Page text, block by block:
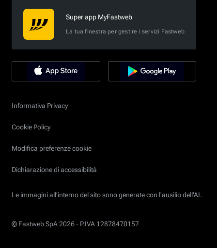
Super app MyFastweb
La tua finestra per gestire i servizi Fastweb
Informativa Privacy
Cookie Policy
Modifica preferenze cookie
Dichiarazione di accessibilità
Le immagini all’interno del sito sono generate con l'ausilio dell'AI.
© Fastweb SpA 2026 - P.IVA 12878470157